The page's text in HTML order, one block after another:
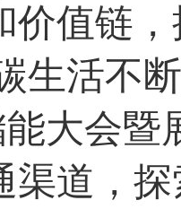
价值链
生活不
能大会
渠道，